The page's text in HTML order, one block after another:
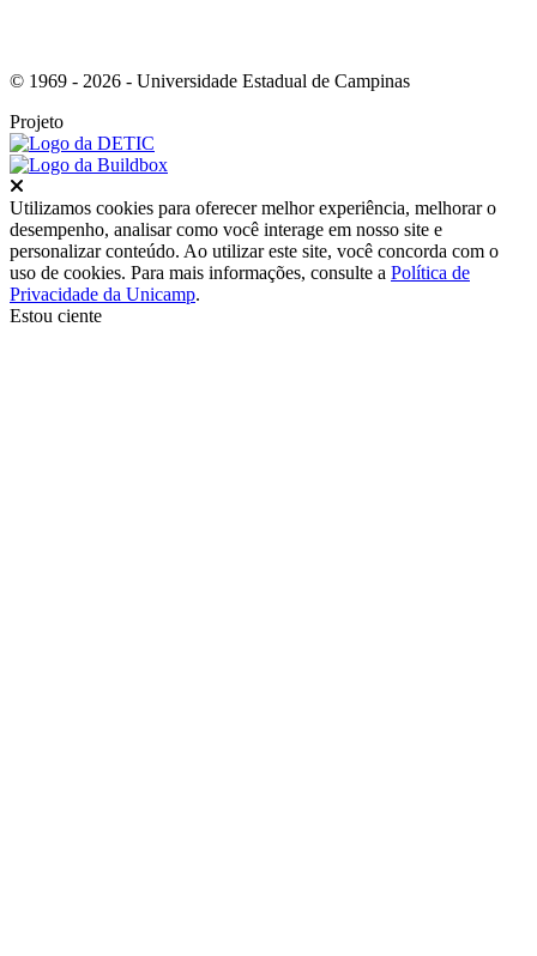
© 1969 - 2026 - Universidade Estadual de Campinas
Projeto
Utilizamos cookies para oferecer melhor experiência, melhorar o
desempenho, analisar como você interage em nosso site e
personalizar conteúdo. Ao utilizar este site, você concorda com o
uso de cookies. Para mais informações, consulte a Política de
Privacidade da Unicamp.
Estou ciente